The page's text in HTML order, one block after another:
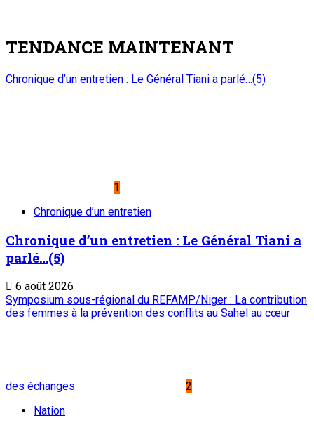
TENDANCE MAINTENANT
Chronique d’un entretien : Le Général Tiani a parlé…(5)
1
Chronique d’un entretien
Chronique d’un entretien : Le Général Tiani a
parlé…(5)
6 août 2026
Symposium sous-régional du REFAMP/Niger : La contribution
des femmes à la prévention des conflits au Sahel au cœur
des échanges
2
Nation